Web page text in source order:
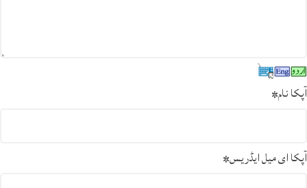
آپکا نام*
آپکا ای میل ایڈریس*